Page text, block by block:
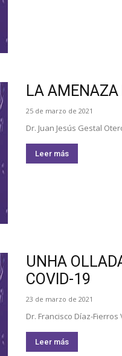
LA AMENAZA
25 de marzo de 2021
Dr. Juan Jesús Gestal
Leer más
UNHA
COVID-19
23 de marzo de 2021
Dr. Francisco Díaz-
Leer más